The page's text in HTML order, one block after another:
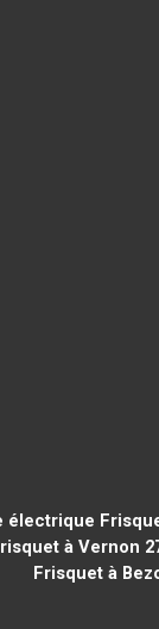
électrique
à Vernon
Frisquet à